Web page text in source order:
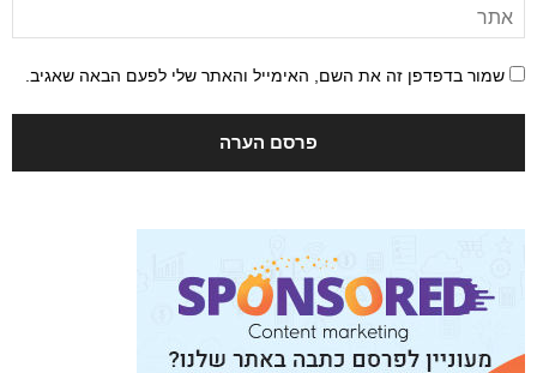
שמור בדפדפן זה את השם, האימייל והאתר שלי לפעם הבאה שאגיב.